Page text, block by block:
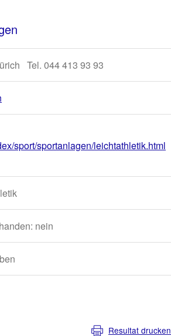
Tel. 044 413 93 93
sport/sportanlagen/leichtathletik.html
nein
Resultat drucken